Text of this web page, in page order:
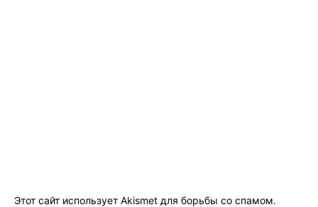
Этот сайт использует Akismet для борьбы со спамом.